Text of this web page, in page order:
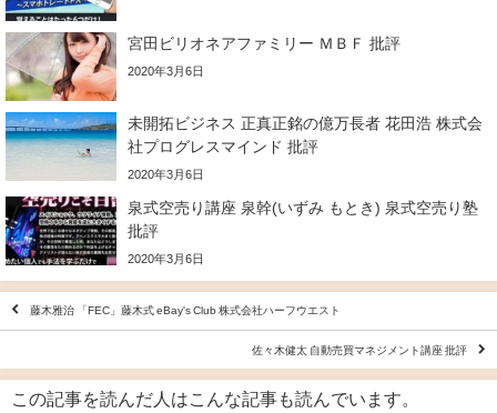
宮田ビリオネアファミリー ＭＢＦ 批評
2020年3月6日
未開拓ビジネス 正真正銘の億万長者 花田浩 株式会
社プログレスマインド 批評
2020年3月6日
泉式空売り講座 泉幹(いずみ もとき) 泉式空売り塾
批評
2020年3月6日
藤木雅治 「FEC」藤木式 eBay's Club 株式会社ハーフウエスト
佐々木健太 自動売買マネジメント講座 批評
この記事を読んだ人はこんな記事も読んでいます。